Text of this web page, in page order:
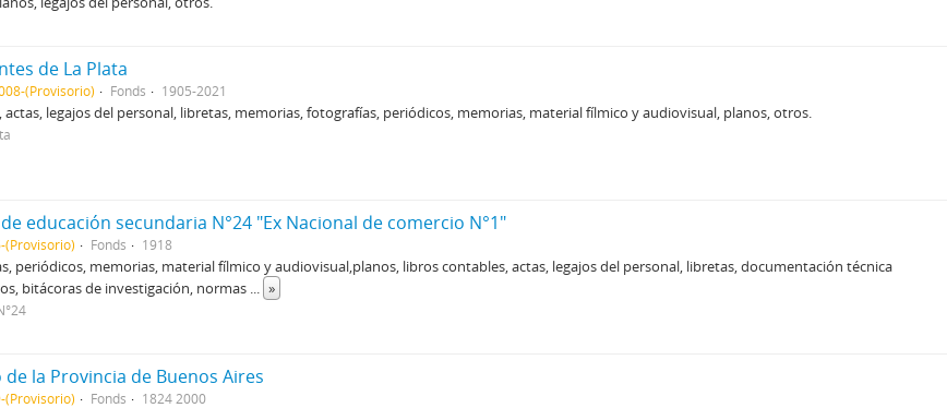
de La Plata
(Provisorio) Fonds 1905-2021
legajos del personal, libretas, memorias, fotografías, periódicos, memorias, material fílmico y audiovisual, planos, otros.
educación secundaria N°24 "Ex Nacional de comercio N°1"
(Provisorio) Fonds 1918
periódicos, memorias, material fílmico y audiovisual,planos, libros contables, actas, legajos del personal, libretas, documentación técnica
bitácoras de investigación, normas ... »
la Provincia de Buenos Aires
(Provisorio) Fonds 1824 2000